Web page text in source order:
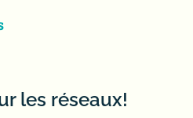
les réseaux!